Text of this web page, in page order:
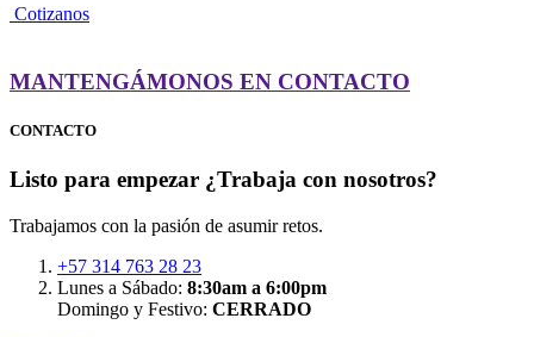
Cotizanos
MANTENGÁMONOS EN CONTACTO
CONTACTO
Listo para empezar ¿Trabaja con nosotros?
Trabajamos con la pasión de asumir retos.
+57 314 763 28 23
Lunes a Sábado: 8:30am a 6:00pm
Domingo y Festivo: CERRADO